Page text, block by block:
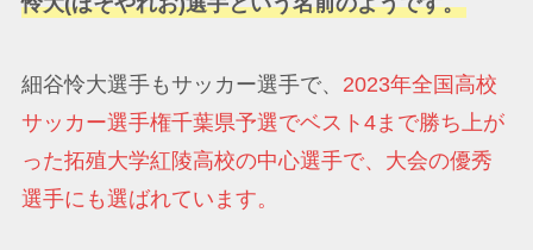
細谷怜大選手もサッカー選手で、 2023年全国高校
サッカー選手権千葉県予選でベスト4まで勝ち上が
った拓殖大学紅陵高校の中心選手で、大会の優秀
選手にも選ばれています。